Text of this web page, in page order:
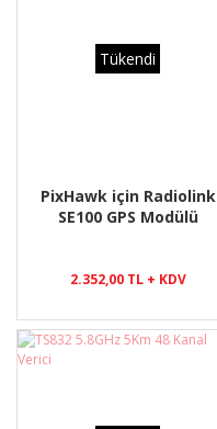
Tükendi
PixHawk için Radiolink
SE100 GPS Modülü
2.352,00 TL + KDV